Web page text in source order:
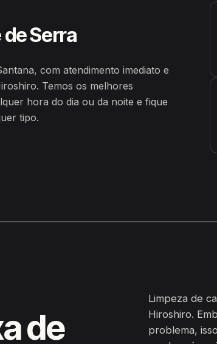
Serra
com atendimento imediato e
Temos os melhores
hora do dia ou da noite e fique
tipo.
de
Limpeza de
Hiroshiro.
problema,